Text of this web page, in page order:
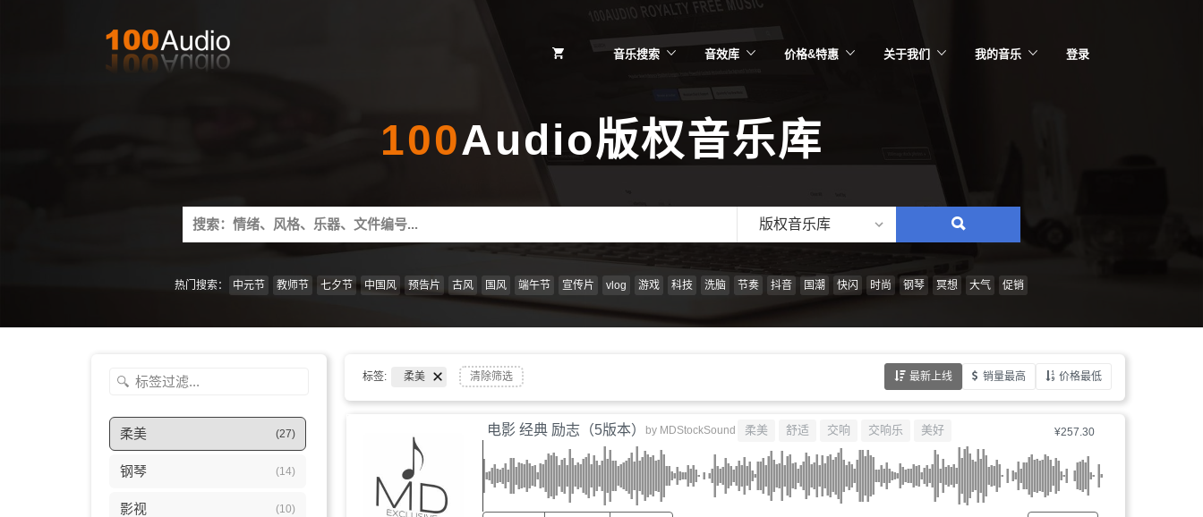
音乐搜索 音效库 价格&特惠 关于我们 我的音乐 登录
100Audio版权音乐库
Search
for:
版权音乐库
搜
情
风
乐
文
件
编
热门搜索： 中元节 教师节 七夕节 中国风 预告片 古风 国风 端午节 宣传片 vlog 游戏 科技 洗脑 节奏 抖音 国潮 快闪 时尚 钢琴 冥想 大气 促销
柔美 (27)
钢琴 (14)
影视 (10)
标签: 柔美 清除筛选 最新上线 销量最高 价格最低
¥257.30
电影 经典 励志（5版本） by MDStockSound 柔美 舒适 交响 交响乐 美好